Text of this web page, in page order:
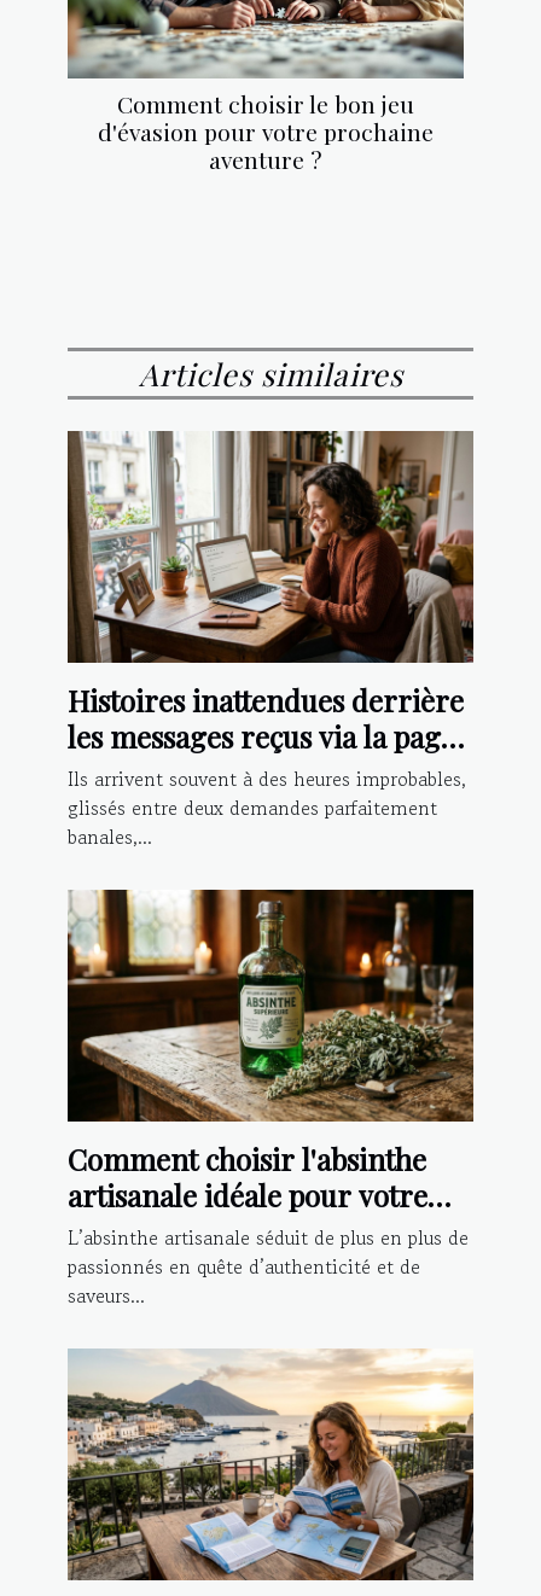
Comment choisir le bon jeu
d'évasion pour votre prochaine
aventure ?
Articles similaires
Histoires inattendues derrière
les messages reçus via la page
contact
Ils arrivent souvent à des heures improbables,
glissés entre deux demandes parfaitement
banales,...
Comment choisir l'absinthe
artisanale idéale pour votre
palais ?
L’absinthe artisanale séduit de plus en plus de
passionnés en quête d’authenticité et de
saveurs...